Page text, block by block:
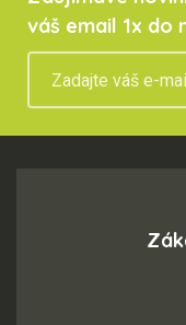
váš email 1x do